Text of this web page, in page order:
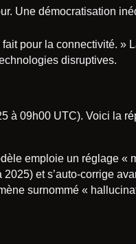
Une démocratisation
pour la connectivité. »
disruptives.
à 09h00 UTC). Voici la
emploie un réglage «
et s’auto-corrige
surnommé «